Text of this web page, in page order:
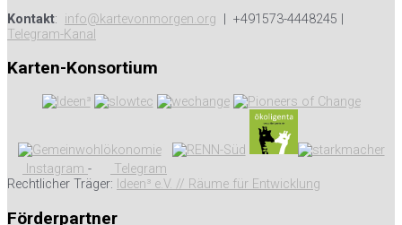
Kontakt: info@kartevonmorgen.org | +491573-4448245 |
Telegram-Kanal
Karten-Konsortium
Instagram -
Telegram
Rechtlicher Träger: Ideen³ e.V. // Räume für Entwicklung
Förderpartner